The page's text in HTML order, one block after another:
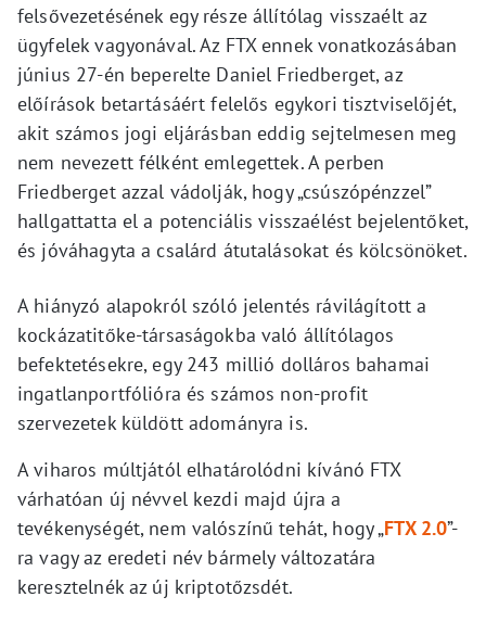
felsővezetésének egy része állítólag visszaélt az
ügyfelek vagyonával. Az FTX ennek vonatkozásában
június 27-én beperelte Daniel Friedberget, az
előírások betartásáért felelős egykori tisztviselőjét,
akit számos jogi eljárásban eddig sejtelmesen meg
nem nevezett félként emlegettek. A perben
Friedberget azzal vádolják, hogy „csúszópénzzel”
hallgattatta el a potenciális visszaélést bejelentőket,
és jóváhagyta a csalárd átutalásokat és kölcsönöket.
A hiányzó alapokról szóló jelentés rávilágított a
kockázatitőke-társaságokba való állítólagos
befektetésekre, egy 243 millió dolláros bahamai
ingatlanportfólióra és számos non-profit
szervezetek küldött adományra is.
A viharos múltjától elhatárolódni kívánó FTX
várhatóan új névvel kezdi majd újra a
tevékenységét, nem valószínű tehát, hogy „FTX 2.0”-
ra vagy az eredeti név bármely változatára
keresztelnék az új kriptotőzsdét.